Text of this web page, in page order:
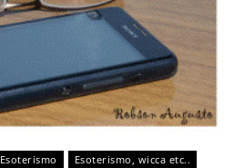
Esoterismo Esoterismo, wicca etc..